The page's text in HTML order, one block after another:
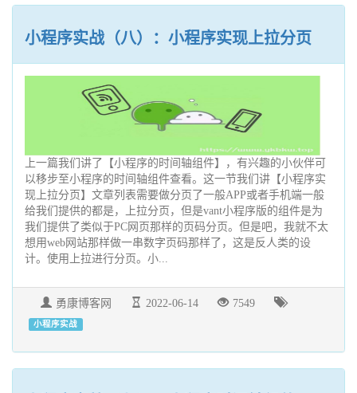
小程序实战（八）：小程序实现上拉分页
上一篇我们讲了【小程序的时间轴组件】，有兴趣的小伙伴可
以移步至小程序的时间轴组件查看。这一节我们讲【小程序实
现上拉分页】文章列表需要做分页了一般APP或者手机端一般
给我们提供的都是，上拉分页，但是vant小程序版的组件是为
我们提供了类似于PC网页那样的页码分页。但是吧，我就不太
想用web网站那样做一串数字页码那样了，这是反人类的设
计。使用上拉进行分页。小...
勇康博客网 2022-06-14 7549
小程序实战